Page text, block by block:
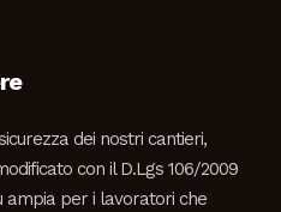
dei nostri cantieri,
con il D.Lgs 106/2009
ampia per i lavoratori che